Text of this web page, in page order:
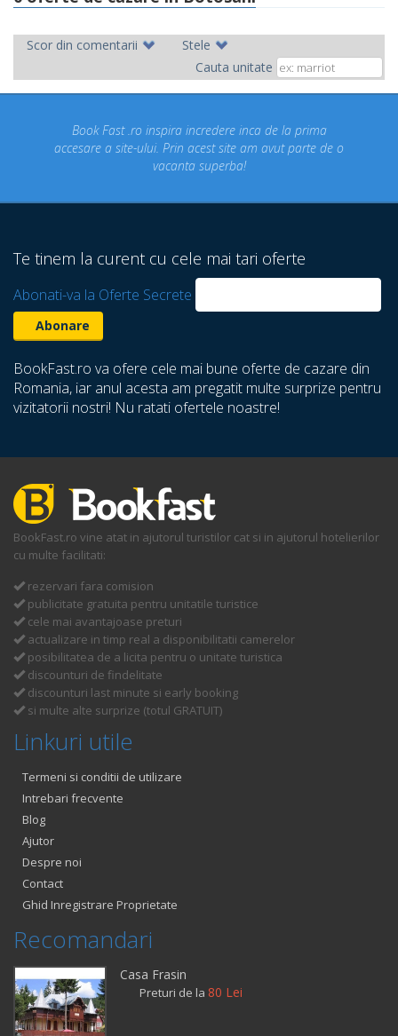
Scor din comentarii
Stele
Cauta unitate
incredere inca de la prima
Prin acest site am avut parte de o
Concediul nostru
un concediu de vis.
Te tinem la curent cu cele mai tari oferte
Abonati-va la Oferte Secrete
BookFast.ro va ofere cele mai bune oferte de cazare din
Romania, iar anul acesta am pregatit multe surprize pentru
vizitatorii nostri! Nu ratati ofertele noastre!
BookFast.ro vine atat in ajutorul turistilor cat si in ajutorul hotelierilor
cu multe facilitati:
rezervari fara comision
publicitate gratuita pentru unitatile turistice
cele mai avantajoase preturi
actualizare in timp real a disponibilitatii camerelor
posibilitatea de a licita pentru o unitate turistica
discounturi de findelitate
discounturi last minute si early booking
si multe alte surprize (totul GRATUIT)
Linkuri utile
Termeni si conditii de utilizare
Intrebari frecvente
Blog
Ajutor
Despre noi
Contact
Ghid Inregistrare Proprietate
Recomandari
Casa Frasin
Preturi de la 80 Lei